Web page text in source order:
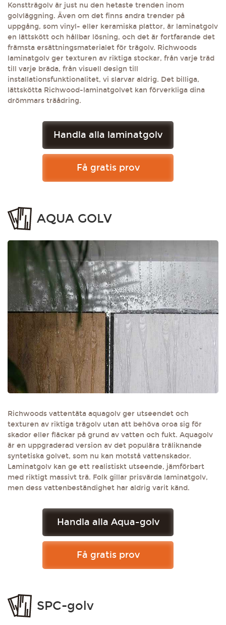
Konstträgolv är just nu den hetaste trenden inom
golvläggning. Även om det finns andra trender på
uppgång, som vinyl- eller keramiska plattor, är laminatgolv
en lättskött och hållbar lösning, och det är fortfarande det
främsta ersättningsmaterialet för trägolv. Richwoods
laminatgolv ger texturen av riktiga stockar, från varje träd
till varje bräda, från visuell design till
installationsfunktionalitet, vi slarvar aldrig. Det billiga,
lättskötta Richwood-laminatgolvet kan förverkliga dina
drömmars träådring.
Handla alla laminatgolv
Få gratis prov
AQUA GOLV
Richwoods vattentäta aquagolv ger utseendet och
texturen av riktiga trägolv utan att behöva oroa sig för
skador eller fläckar på grund av vatten och fukt. Aquagolv
är en uppgraderad version av det populära träliknande
syntetiska golvet, som nu kan motstå vattenskador.
Laminatgolv kan ge ett realistiskt utseende, jämförbart
med riktigt massivt trä. Folk gillar prisvärda laminatgolv,
men dess vattenbeständighet har aldrig varit känd.
Handla alla Aqua-golv
Få gratis prov
SPC-golv